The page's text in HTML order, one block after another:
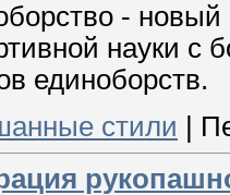
-
науки с
единоборств.
стили